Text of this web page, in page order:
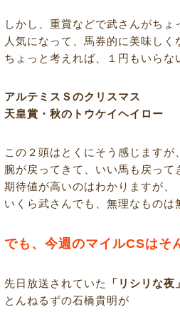
しかし、重賞などで武さんがちょ
人気になって、馬券的に美味し
ちょっと考えれば、１円もいらな
アルテミスＳのクリスマス
天皇賞・秋のトウケイヘイロー
この２頭はとくにそう感じますが、
腕が戻ってきて、いい馬も戻って
期待値が高いのはわかりますが、
いくら武さんでも、無理なものは
でも、今週のマイルCSはそ
先日放送されていた 「リシリな夜」
とんねるずの石橋貴明が